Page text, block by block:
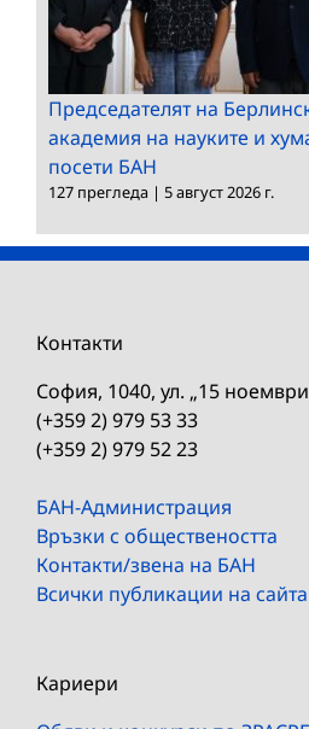
Председателят на
академия на науките и
посети БАН
127 прегледа | 5 август 2026 г.
Контакти
София, 1040, ул. „15
(+359 2) 979 53 33
(+359 2) 979 52 23
БАН-Администрация
Връзки с обществеността
Контакти/звена на БАН
Всички публикации на сайта
Кариери